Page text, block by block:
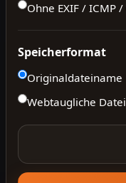
Ohne EXIF / ICMP /
Speicherformat
Originaldateiname
Webtaugliche